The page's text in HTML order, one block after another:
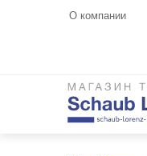
О компании